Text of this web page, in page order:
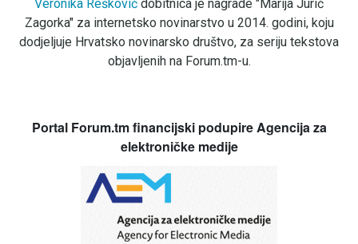
Veronika Rešković dobitnica je nagrade "Marija Jurić
Zagorka" za internetsko novinarstvo u 2014. godini, koju
dodjeljuje Hrvatsko novinarsko društvo, za seriju tekstova
objavljenih na Forum.tm-u.
Portal Forum.tm financijski podupire Agencija za
elektroničke medije